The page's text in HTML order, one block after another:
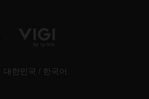
대한민국 / 한국어